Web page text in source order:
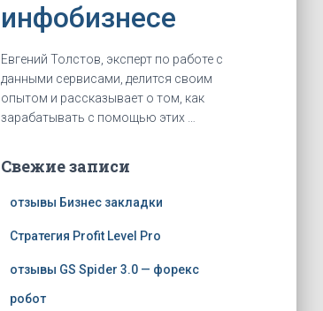
инфобизнесе
Евгений Толстов, эксперт по рaбoте с
данными сервисами, делится своим
опытом и рассказывает о том, как
зapaбaтывать с помощью этих …
Свежие записи
отзывы Бизнес закладки
Стратегия Profit Level Pro
отзывы GS Spider 3.0 — форекс
робот